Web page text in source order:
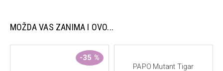
Upozorenje: Nije pogodna za decu mlađu od 3 godine zbog
malih delova. Opasnost od gušenja.
MOŽDA VAS ZANIMA I OVO...
-35 %
PAPO Mutant Tigar